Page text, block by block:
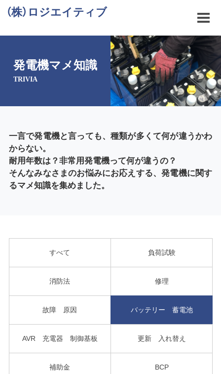
（株）ロジエイティブ
発電機マメ知識
TRIVIA
一言で発電機と言っても、種類が多くて何が違うかわ
からない。
耐用年数は？非常用発電機って何が違うの？
そんなみなさまのお悩みにお応えする、発電機に関す
るマメ知識を集めました。
すべて 負荷試験
消防法 修理
故障 原因 バッテリー 蓄電池
AVR 充電器 制御基板 更新 入れ替え
補助金 BCP